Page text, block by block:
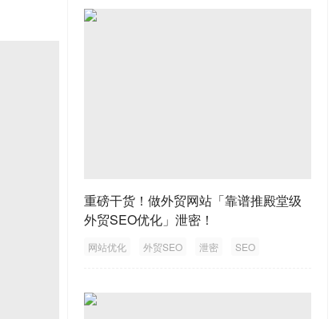
重磅干货！做外贸网站「靠谱推殿堂级
外贸SEO优化」泄密！
网站优化 外贸SEO 泄密
SEO